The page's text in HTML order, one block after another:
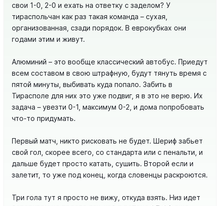
свои 1-0, 2-0 и ехать на ответку с заделом? У
тираспольчан как раз такая команда – сухая,
организованная, сзади порядок. В еврокубках они
годами этим и живут.
Алюминий – это вообще классический автобус. Приедут
всем составом в свою штрафную, будут тянуть время с
пятой минуты, выбивать куда попало. Забить в
Тирасполе для них это уже подвиг, я в это не верю. Их
задача – увезти 0-1, максимум 0-2, и дома попробовать
что-то придумать.
Первый матч, никто рисковать не будет. Шериф забьет
свой гол, скорее всего, со стандарта или с пенальти, и
дальше будет просто катать, сушить. Второй если и
залетит, то уже под конец, когда словенцы раскроются.
Три гола тут я просто не вижу, откуда взять. Низ идет